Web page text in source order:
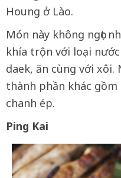
Houng ở Lào.
Món này không ngọt
khía trộn với loại nước
daek, ăn cùng với xôi.
thành phần khác
chanh ép.
Ping Kai